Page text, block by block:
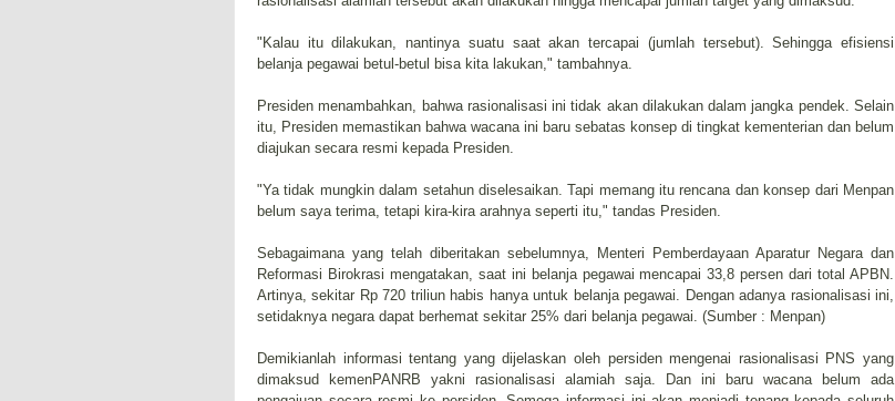
"Kalau itu dilakukan, nantinya suatu saat akan tercapai (jumlah tersebut). Sehingga efisiensi
belanja pegawai betul-betul bisa kita lakukan," tambahnya.
Presiden menambahkan, bahwa rasionalisasi ini tidak akan dilakukan dalam jangka pendek. Selain
itu, Presiden memastikan bahwa wacana ini baru sebatas konsep di tingkat kementerian dan belum
diajukan secara resmi kepada Presiden.
"Ya tidak mungkin dalam setahun diselesaikan. Tapi memang itu rencana dan konsep dari Menpan
belum saya terima, tetapi kira-kira arahnya seperti itu," tandas Presiden.
Sebagaimana yang telah diberitakan sebelumnya, Menteri Pemberdayaan Aparatur Negara dan
Reformasi Birokrasi mengatakan, saat ini belanja pegawai mencapai 33,8 persen dari total APBN.
Artinya, sekitar Rp 720 triliun habis hanya untuk belanja pegawai. Dengan adanya rasionalisasi ini,
setidaknya negara dapat berhemat sekitar 25% dari belanja pegawai. (Sumber : Menpan)
Demikianlah informasi tentang yang dijelaskan oleh persiden mengenai rasionalisasi PNS yang
dimaksud kemenPANRB yakni rasionalisasi alamiah saja. Dan ini baru wacana belum ada